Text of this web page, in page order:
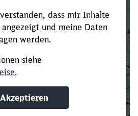
indem du Suchbegriffe
Filter hinzufügst.
eingeben